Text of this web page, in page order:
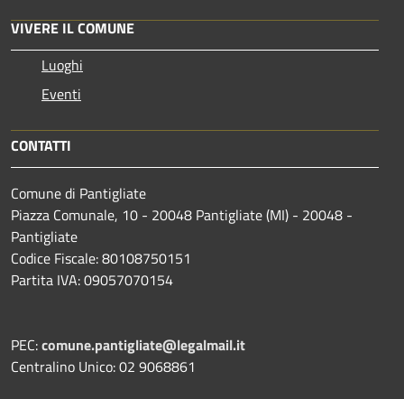
VIVERE IL COMUNE
Luoghi
Eventi
CONTATTI
Comune di Pantigliate
Piazza Comunale, 10 - 20048 Pantigliate (MI) - 20048 -
Pantigliate
Codice Fiscale: 80108750151
Partita IVA: 09057070154
PEC:comune.pantigliate@legalmail.it
Centralino Unico: 02 9068861